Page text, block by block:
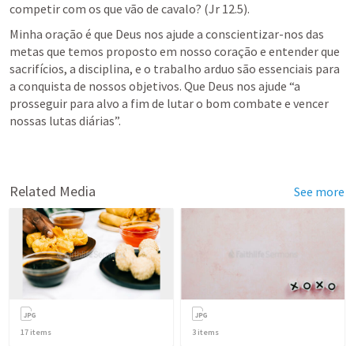
competir com os que vão de cavalo? (Jr 12.5).
Minha oração é que Deus nos ajude a conscientizar-nos das
metas que temos proposto em nosso coração e entender que
sacrifícios, a disciplina, e o trabalho arduo são essenciais para
a conquista de nossos objetivos. Que Deus nos ajude “a
prosseguir para alvo a fim de lutar o bom combate e vencer
nossas lutas diárias”.
Related Media See more
17 items 3 items